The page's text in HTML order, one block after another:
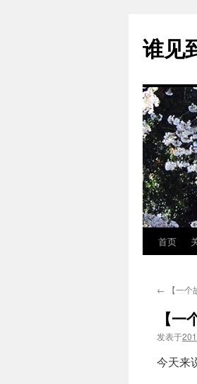
正
文
谁见
首页
← 【一
【
发表于
今天来